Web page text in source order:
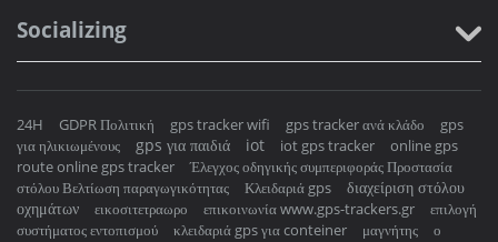
Socializing
24H GDPR Πολιτική gps tracker wifi gps tracker ανά κλάδο
gps
για ηλικιωμένους
gps για παιδιά iot iot gps tracker
online gps
route online gps tracker
Έλεγχος οδηγικής συμπεριφοράς Προστασία
στόλου Βελτίωση παραγωγικότητας
Κλειδαριά gps
διαχείριση στόλου
οχημάτων
εικοσιτετραωρο επικοινωνία www.gps-trackers.gr
επιλογή
συστήματος εντοπισμού
κλειδαριά gps για conteiner μαγνήτης ο